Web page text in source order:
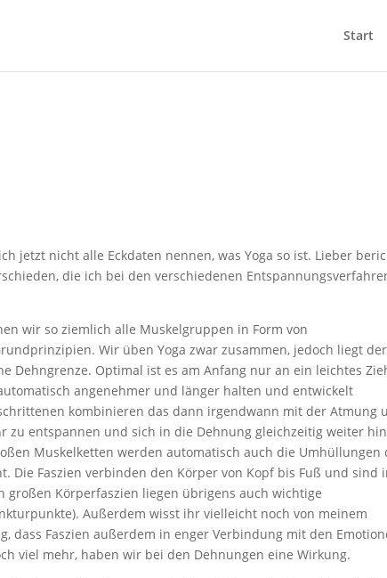
Start
jetzt nicht alle Eckdaten nennen, was Yoga so ist. Lieber
die ich bei den verschiedenen
wir so ziemlich alle Muskelgruppen in Form von
Wir üben Yoga zwar zusammen, jedoch liegt der
Dehngrenze. Optimal ist es am Anfang nur an ein leichtes
angenehmer und länger halten und entwickelt
kombinieren das dann irgendwann mit der Atmung
zu entspannen und sich in die Dehnung gleichzeitig weiter
Muskelketten werden automatisch auch die Umhüllungen
Die Faszien verbinden den Körper von Kopf bis Fuß und sind
großen Körperfaszien liegen übrigens auch wichtige
Außerdem wisst ihr vielleicht noch von meinem
dass Faszien außerdem in enger Verbindung mit den
viel mehr, haben wir bei den Dehnungen eine Wirkung.